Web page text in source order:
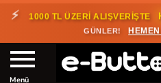
⚡ 1000 TL ÜZERİ ALIŞVERİŞTE
GÜNLER!